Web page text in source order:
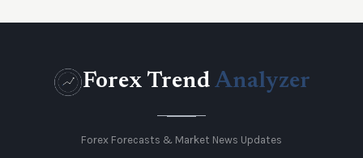
Forex Trend Analyzer
Forex Forecasts & Market News Updates